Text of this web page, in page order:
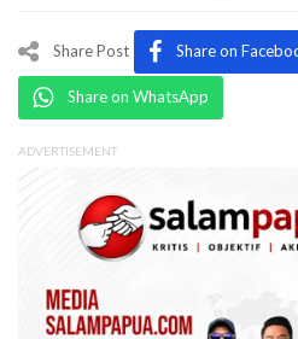
Share Post Share on
Share on WhatsApp
ADVERTISEMENT